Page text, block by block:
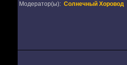
Модератор(ы): Солнечный Хоровод